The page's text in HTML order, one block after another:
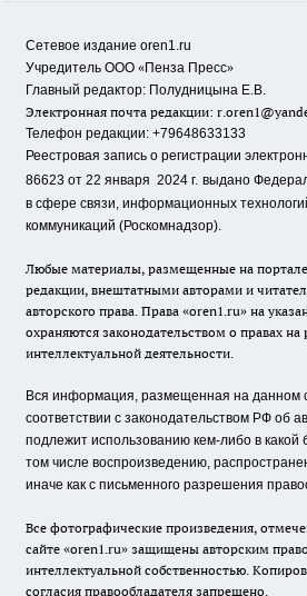
Сетевое издание oren1.ru
Учредитель ООО «Пенза Пресс»
Главный редактор: Полудницына Е.В.
Электронная почта редакции:
Телефон редакции: +79648633133
Реестровая запись о регистрации
86623 от 22 января 2024 г. выдано
в сфере связи, информационных
коммуникаций (Роскомнадзор).
Любые материалы, размещенные на
редакции, внештатными авторами и
авторского права. Права «oren1.ru» на
охраняются законодательством о правах на
интеллектуальной деятельности.
Вся информация, размещенная на данном
соответствии с законодательством РФ об
подлежит использованию кем-либо в
том числе воспроизведению,
иначе как с письменного разрешения
Все фотографические произведения,
сайте «oren1.ru» защищены авторским
интеллектуальной собственностью.
согласия правообладателя запрещено.